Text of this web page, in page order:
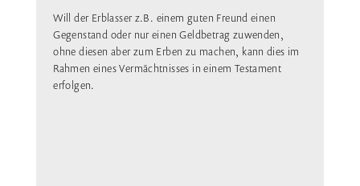
Will der Erblasser z.B. einem guten Freund einen
Gegenstand oder nur einen Geldbetrag zuwenden,
ohne diesen aber zum Erben zu machen, kann dies im
Rahmen eines Vermächtnisses in einem Testament
erfolgen.